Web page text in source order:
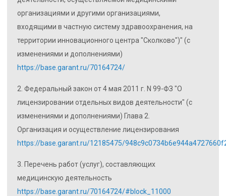
организациями и другими организациями,
входящими в частную систему здравоохранения, на
территории инновационного центра "Сколково")" (с
изменениями и дополнениями)
https://base.garant.ru/70164724/
2. Федеральный закон от 4 мая 2011 г. N 99-ФЗ "О
лицензировании отдельных видов деятельности" (с
изменениями и дополнениями) Глава 2.
Организация и осуществление лицензирования
https://base.garant.ru/12185475/
3. Перечень работ (услуг), составляющих
медицинскую деятельность
https://base.garant.ru/70164724/#block_11000